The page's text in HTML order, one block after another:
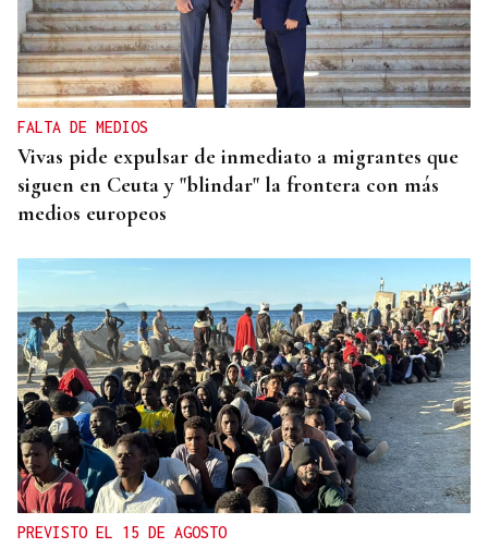
FALTA DE MEDIOS
Vivas pide expulsar de inmediato a migrantes que
siguen en Ceuta y "blindar" la frontera con más
medios europeos
PREVISTO EL 15 DE AGOSTO